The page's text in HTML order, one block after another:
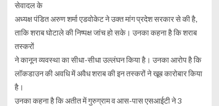
सेवादल के
अध्यक्ष पंडित अरुण शर्मा एडवोकेट ने उक्त मांग प्रदेश सरकार से की है,
ताकि शराब घोटाले की निष्पक्ष जांच हो सके। उनका कहना है कि शराब
तस्करों
ने कानून व्यवस्था का सीधा-सीधा उल्लंघन किया है। उनका आरोप है कि
लॉकडाउन की अवधि में अवैध शराब की इन तस्करों ने खूब कारोबार किया
है।
उनका कहना है कि अतीत में गुरुग्राम व आस-पास एसआईटी ने 3